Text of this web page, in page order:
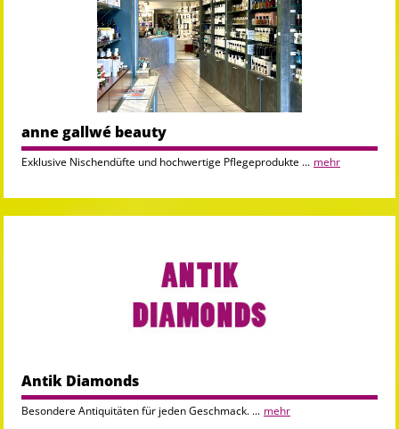
anne gallwé beauty
Exklusive Nischendüfte und hochwertige Pflegeprodukte ... mehr
Antik Diamonds
Besondere Antiquitäten für jeden Geschmack. ... mehr